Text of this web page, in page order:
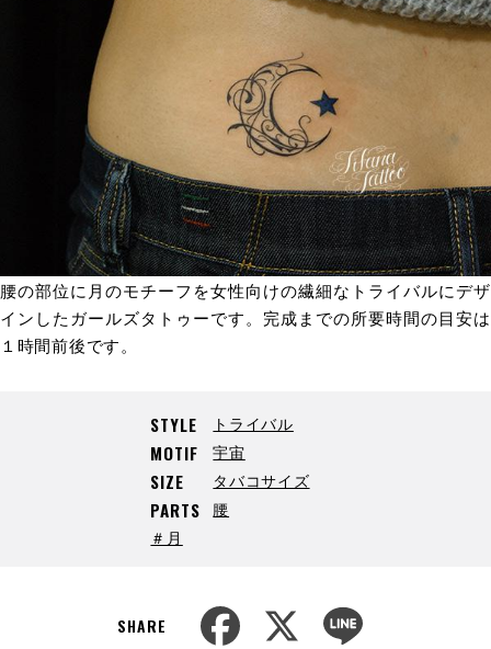
腰の部位に月のモチーフを女性向けの繊細なトライバルにデザ
インしたガールズタトゥーです。完成までの所要時間の目安は
１時間前後です。
STYLE トライバル
MOTIF 宇宙
SIZE タバコサイズ
PARTS
腰
＃月
SHARE